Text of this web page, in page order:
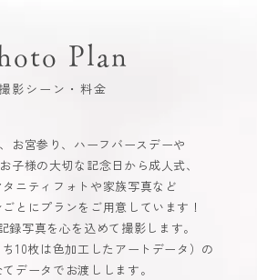
Plan
撮影シーン・料金
お宮参り、ハーフバースデーや
子様の大切な記念日から成人式、
ニティフォトや家族写真など
とにプランをご用意しています！
録写真を心を込めて撮影します。
10枚は色加工したアートデータ）の
データでお渡しします。